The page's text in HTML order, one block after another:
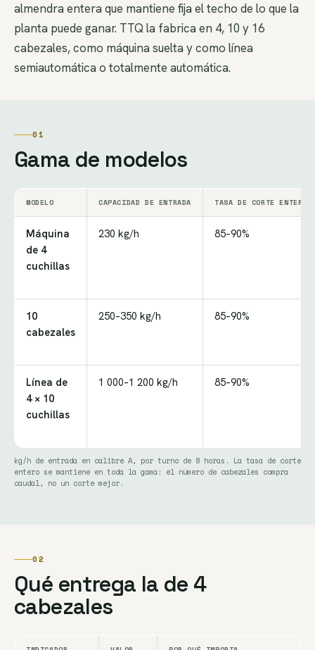
almendra entera que mantiene fija el techo de lo que la
planta puede ganar. TTQ la fabrica en 4, 10 y 16
cabezales, como máquina suelta y como línea
semiautomática o totalmente automática.
01
Gama de modelos
MODELO CAPACIDAD DE ENTRADA TASA DE CORTE ENTERO
Máquina
de 4
cuchillas
230 kg/h 85–90%
10
cabezales
250–350 kg/h 85–90%
Línea de
4 × 10
cuchillas
1 000–1 200 kg/h 85–90%
kg/h de entrada en calibre A, por turno de 8 horas. La tasa de corte
entero se mantiene en toda la gama: el número de cabezales compra
caudal, no un corte mejor.
02
Qué entrega la de 4
cabezales